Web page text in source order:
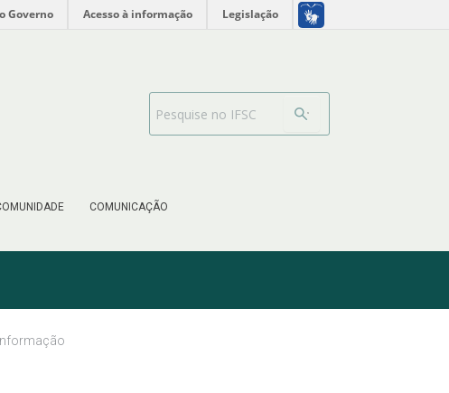
Governo Acesso à informação Legislação
COMUNICAÇÃO
Barra de busca